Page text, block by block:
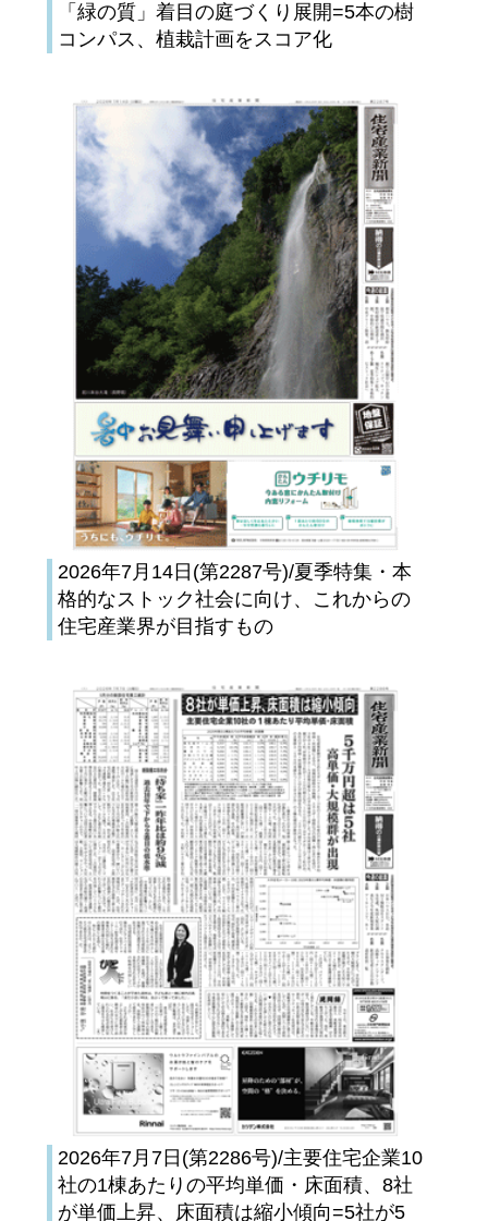
「緑の質」着目の庭づくり展開=5本の樹
コンパス、植栽計画をスコア化
2026年7月14日(第2287号)/夏季特集・本
格的なストック社会に向け、これからの
住宅産業界が目指すもの
2026年7月7日(第2286号)/主要住宅企業10
社の1棟あたりの平均単価・床面積、8社
が単価上昇、床面積は縮小傾向=5社が5